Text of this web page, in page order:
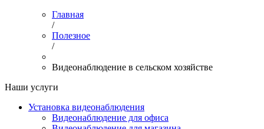
Главная
/
Полезное
/
Видеонаблюдение в сельском хозяйстве
Наши услуги
Установка видеонаблюдения
Видеонаблюдение для офиса